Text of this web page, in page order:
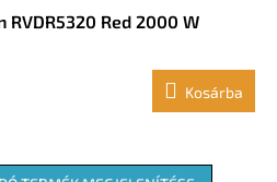
RVDR5320 Red 2000 W
Kosárba